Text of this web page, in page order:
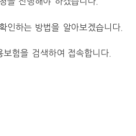
인하는 방법을 알아보겠습니다.
험을 검색하여 접속합니다.